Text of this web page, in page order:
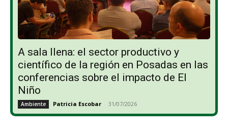
A sala llena: el sector productivo y
científico de la región en Posadas en las
conferencias sobre el impacto de El
Niño
Ambiente Patricia Escobar - 31/07/2026